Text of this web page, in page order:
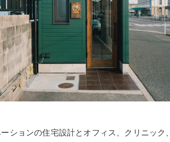
ションの住宅設計とオフィス、クリニック、